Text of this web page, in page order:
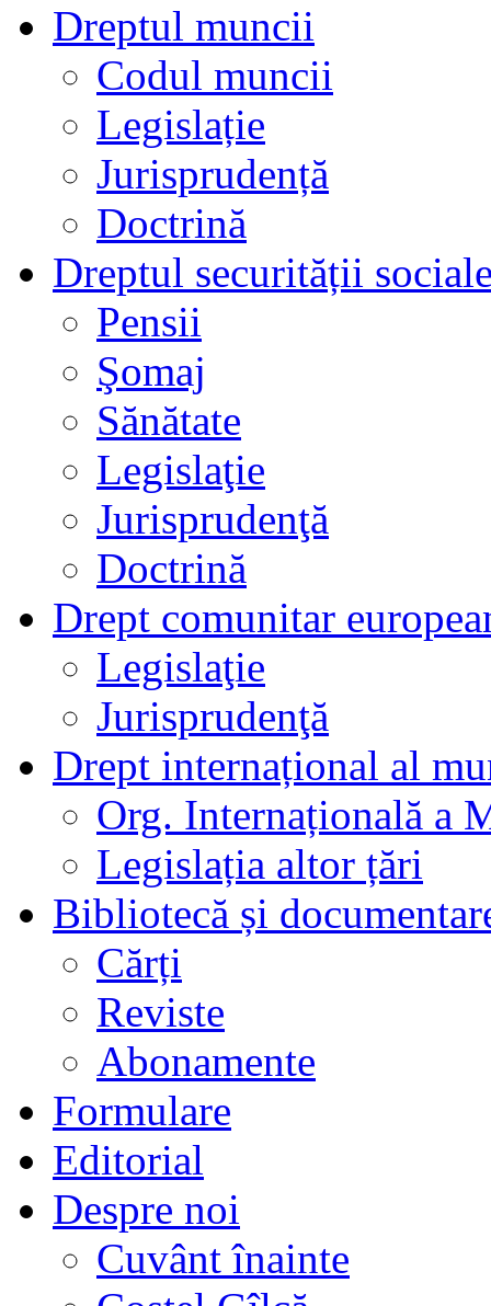
Dreptul muncii
Codul muncii
Legislație
Jurisprudență
Doctrină
Dreptul securității
Pensii
Şomaj
Sănătate
Legislaţie
Jurisprudenţă
Doctrină
Drept comunitar
Legislaţie
Jurisprudenţă
Drept internațional al
Org. Internațională a
Legislația altor țări
Bibliotecă și
Cărți
Reviste
Abonamente
Formulare
Editorial
Despre noi
Cuvânt înainte